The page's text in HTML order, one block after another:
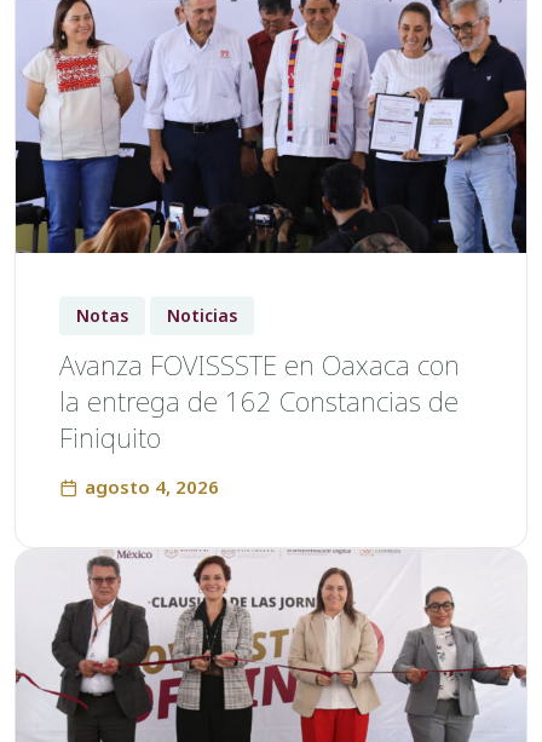
Notas Noticias
Avanza FOVISSSTE en Oaxaca con
la entrega de 162 Constancias de
Finiquito
agosto 4, 2026